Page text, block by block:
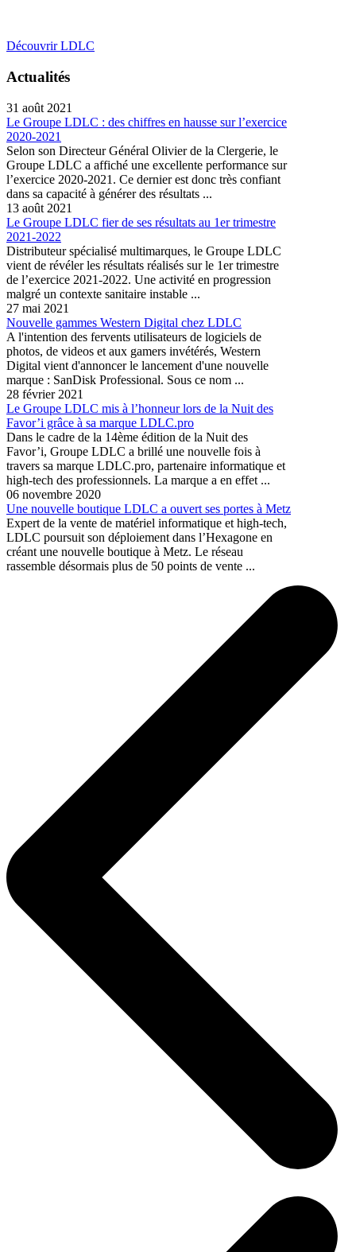
Découvrir LDLC
Actualités
31 août 2021
Le Groupe LDLC : des chiffres en hausse sur l’exercice
2020-2021
Selon son Directeur Général Olivier de la Clergerie, le
Groupe LDLC a affiché une excellente performance sur
l’exercice 2020-2021. Ce dernier est donc très confiant
dans sa capacité à générer des résultats ...
13 août 2021
Le Groupe LDLC fier de ses résultats au 1er trimestre
2021-2022
Distributeur spécialisé multimarques, le Groupe LDLC
vient de révéler les résultats réalisés sur le 1er trimestre
de l’exercice 2021-2022. Une activité en progression
malgré un contexte sanitaire instable ...
27 mai 2021
Nouvelle gammes Western Digital chez LDLC
A l'intention des fervents utilisateurs de logiciels de
photos, de videos et aux gamers invétérés, Western
Digital vient d'annoncer le lancement d'une nouvelle
marque : SanDisk Professional. Sous ce nom ...
28 février 2021
Le Groupe LDLC mis à l’honneur lors de la Nuit des
Favor’i grâce à sa marque LDLC.pro
Dans le cadre de la 14ème édition de la Nuit des
Favor’i, Groupe LDLC a brillé une nouvelle fois à
travers sa marque LDLC.pro, partenaire informatique et
high-tech des professionnels. La marque a en effet ...
06 novembre 2020
Une nouvelle boutique LDLC a ouvert ses portes à Metz
Expert de la vente de matériel informatique et high-tech,
LDLC poursuit son déploiement dans l’Hexagone en
créant une nouvelle boutique à Metz. Le réseau
rassemble désormais plus de 50 points de vente ...